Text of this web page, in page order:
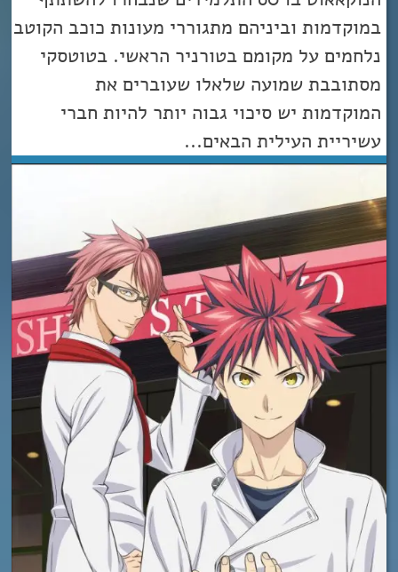
במוקדמות וביניהם מתגוררי מעונות כוכב הקוטב
נלחמים על מקומם בטורניר הראשי. בטוטסקי
מסתובבת שמועה שלאלו שעוברים את
המוקדמות יש סיכוי גבוה יותר להיות חברי
עשיריית העילית הבאים...